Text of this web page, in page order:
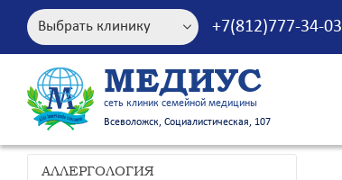
+7(812)777-34-03
МЕДИУС
сеть клиник семейной медицины
Всеволожск, Социалистическая, 107
АЛЛЕРГОЛОГИЯ